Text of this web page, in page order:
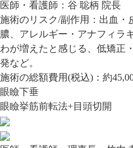
医師・看護師： 谷 聡柄 院長
施術のリスク/副作用： 出血・
膿、アレルギー・アナフィラ
わが増えたと感じる、低矯正
発など。
施術の総額費用(税込)： 約
眼瞼下垂
眼瞼挙筋前転法+目頭切開